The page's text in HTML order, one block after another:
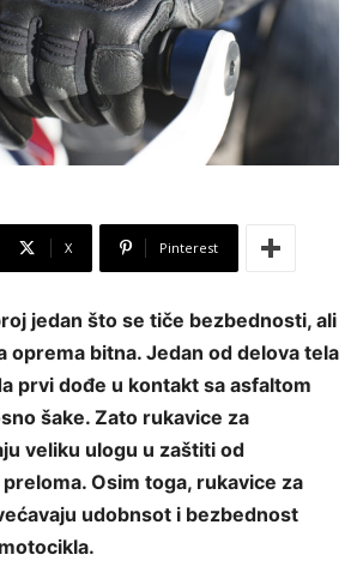
X Pinterest
jedan što se tiče bezbednosti, ali
oprema bitna. Jedan od delova tela
prvi dođe u kontakt sa asfaltom
šake. Zato rukavice za
veliku ulogu u zaštiti od
Osim toga, rukavice za
udobnsot i bezbednost